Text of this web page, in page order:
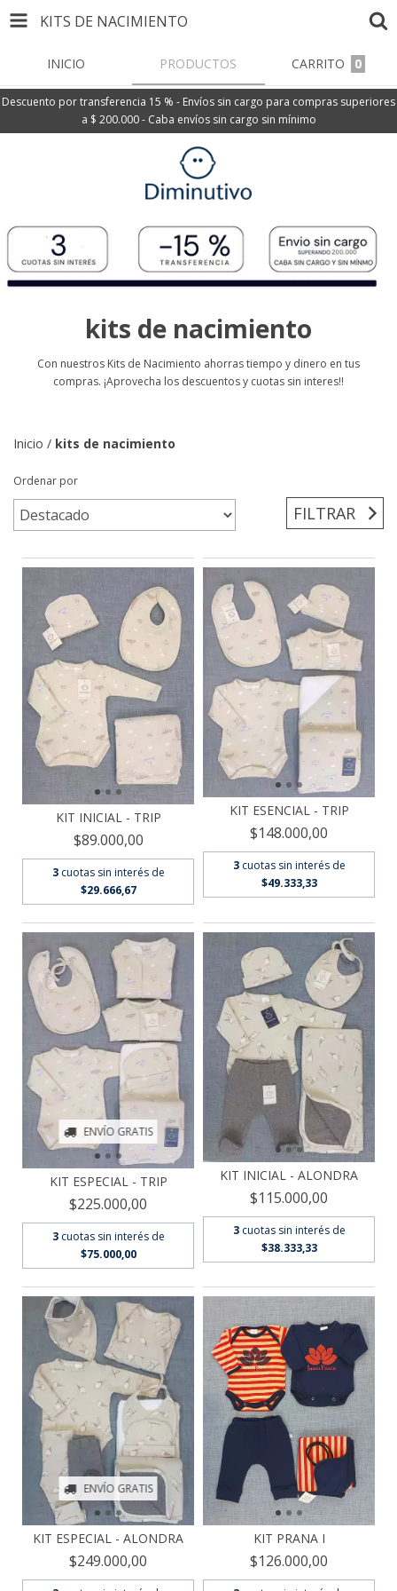
KITS DE NACIMIENTO
INICIO PRODUCTOS CARRITO 0
Descuento por transferencia 15 % - Envíos sin cargo para compras superiores
a $ 200.000 - Caba envíos sin cargo sin mínimo
kits de nacimiento
Con nuestros Kits de Nacimiento ahorras tiempo y dinero en tus
compras. ¡Aprovecha los descuentos y cuotas sin interes!!
Inicio / kits de nacimiento
Ordenar por
FILTRAR
KIT INICIAL - TRIP
$89.000,00
3 cuotas sin interés de
$29.666,67
KIT ESENCIAL - TRIP
$148.000,00
3 cuotas sin interés de
$49.333,33
ENVÍO GRATIS
KIT ESPECIAL - TRIP
$225.000,00
3 cuotas sin interés de
$75.000,00
KIT INICIAL - ALONDRA
$115.000,00
3 cuotas sin interés de
$38.333,33
ENVÍO GRATIS
KIT ESPECIAL - ALONDRA
$249.000,00
KIT PRANA I
$126.000,00